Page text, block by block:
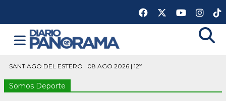
SANTIAGO DEL ESTERO | 08 AGO 2026 | 12º
Somos Deporte